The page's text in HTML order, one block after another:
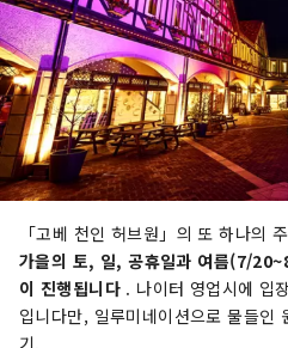
「고베 천인 허브원」의 또 하나의
가을의 토, 일, 공휴일과 여름(7/
이 진행됩니다. 나이터 영업시에 입
입니다만, 일루미네이션으로 물들인
기.